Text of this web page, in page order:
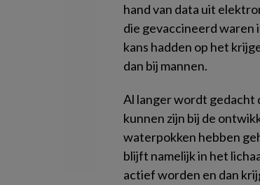
hand van data uit
die gevaccineerd waren
kans hadden op het
dan bij mannen.
Al langer wordt gedacht
kunnen zijn bij de
waterpokken hebben
blijft namelijk in het
actief worden en dan